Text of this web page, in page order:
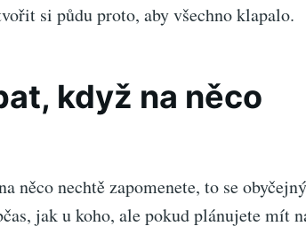
si půdu proto, aby všechno klapalo.
když na něco
něco nechtě zapomenete, to se
jak u koho, ale pokud plánujete mít